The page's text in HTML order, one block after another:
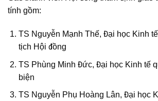
TS Nguyễn Mạnh Thế, Đại học Kinh tế quốc
đồng
TS Phùng Minh Đức, Đại học Kinh tế quốc
TS Nguyễn Phụ Hoàng Lân, Đại học Khoa
biện
TS Phùng Duy Quang, Đại học Ngoại